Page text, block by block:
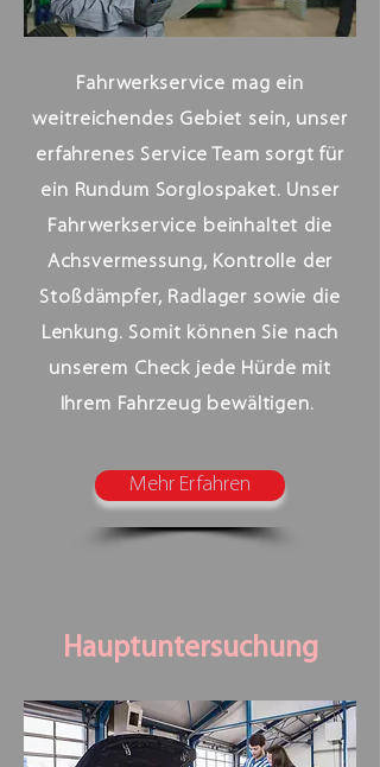
Fahrwerkservice mag ein
weitreichendes Gebiet sein, unser
erfahrenes Service Team sorgt für
ein Rundum Sorglospaket. Unser
Fahrwerkservice beinhaltet die
Achsvermessung, Kontrolle der
Stoßdämpfer, Radlager sowie die
Lenkung. Somit können Sie nach
unserem Check jede Hürde mit
Ihrem Fahrzeug bewältigen.
Mehr Erfahren
Hauptuntersuchung